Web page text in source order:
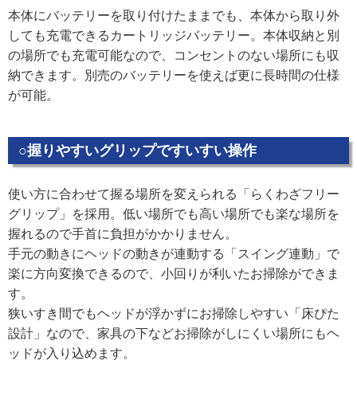
本体にバッテリーを取り付けたままでも、本体から取り外
しても充電できるカートリッジバッテリー。本体収納と別
の場所でも充電可能なので、コンセントのない場所にも収
納できます。別売のバッテリーを使えば更に長時間の仕様
が可能。
○握りやすいグリップですいすい操作
使い方に合わせて握る場所を変えられる「らくわざフリー
グリップ」を採用。低い場所でも高い場所でも楽な場所を
握れるので手首に負担がかかりません。
手元の動きにヘッドの動きが連動する「スイング連動」で
楽に方向変換できるので、小回りが利いたお掃除ができま
す。
狭いすき間でもヘッドが浮かずにお掃除しやすい「床ぴた
設計」なので、家具の下などお掃除がしにくい場所にもヘ
ッドが入り込めます。